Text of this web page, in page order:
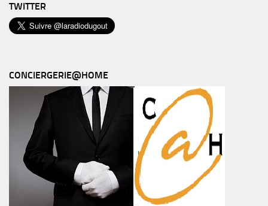
TWITTER
CONCIERGERIE@HOME